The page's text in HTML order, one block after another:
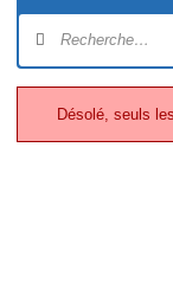
Désolé, seuls